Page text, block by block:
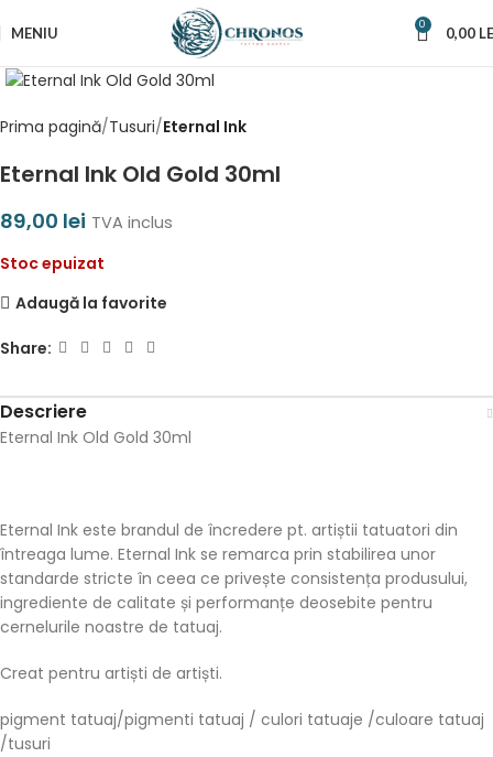
MENIU 0 0,00
Prima pagină Tusuri Eternal Ink
Eternal Ink Old Gold 30ml
89,00 lei TVA inclus
Stoc epuizat
Adaugă la favorite
Share:
Descriere
Eternal Ink Old Gold 30ml
Eternal Ink este brandul de încredere pt. artiștii tatuatori din
întreaga lume. Eternal Ink se remarca prin stabilirea unor
standarde stricte în ceea ce privește consistența produsului,
ingrediente de calitate și performanțe deosebite pentru
cernelurile noastre de tatuaj.
Creat pentru artiști de artiști.
pigment tatuaj/pigmenti tatuaj / culori tatuaje /culoare tatuaj
/tusuri